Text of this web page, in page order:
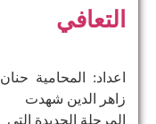
التعافي
اعداد: المحامية حنان
زاهر الدين ​شهدت
المرحلة الجديدة التي